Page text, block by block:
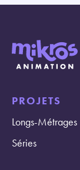
PROJETS
Longs-Métrages
Séries